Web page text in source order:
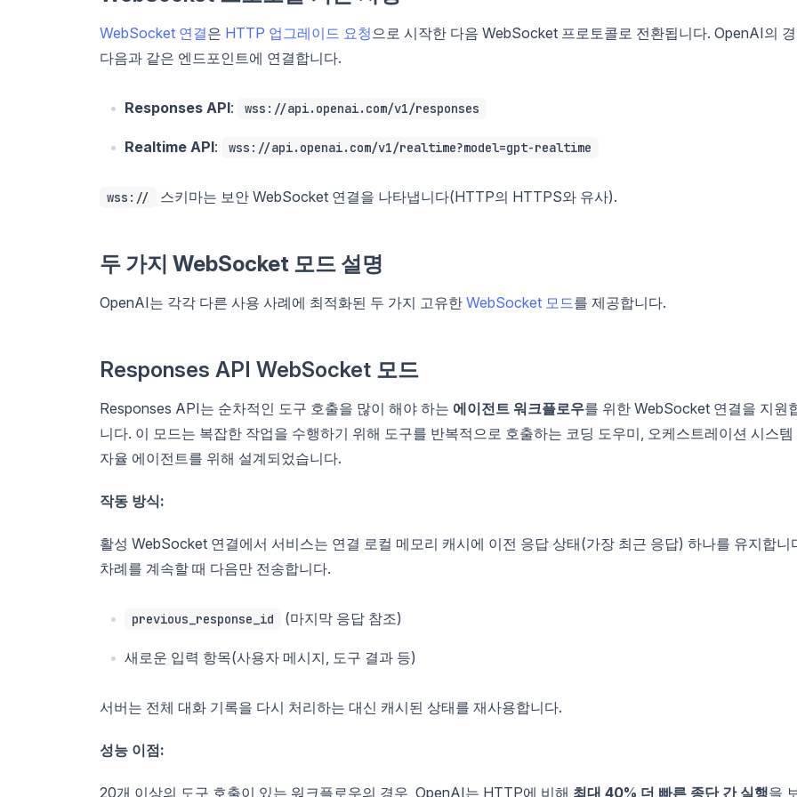
WebSocket 연결은 HTTP 업그레이드 요청 으로 시작한 다음 WebSocket 프로토콜로 전환됩니다. OpenAI의
다음과 같은 엔드포인트에 연결합니다.
Responses API: wss://api.openai.com/v1/responses
Realtime API: wss://api.openai.com/v1/realtime?model=gpt-realtime
wss:// 스키마는 보안 WebSocket 연결을 나타냅니다(HTTP의 HTTPS와 유사).
두 가지 WebSocket 모드 설명
OpenAI는 각각 다른 사용 사례에 최적화된 두 가지 고유한 WebSocket 모드를 제공합니다.
Responses API WebSocket 모드
Responses API는 순차적인 도구 호출을 많이 해야 하는 에이전트 워크플로우를 위한 WebSocket 연결을 지원
니다. 이 모드는 복잡한 작업을 수행하기 위해 도구를 반복적으로 호출하는 코딩 도우미, 오케스트레이션 시스템
자율 에이전트를 위해 설계되었습니다.
작동 방식:
활성 WebSocket 연결에서 서비스는 연결 로컬 메모리 캐시에 이전 응답 상태(가장 최근 응답) 하나를 유지합니
차례를 계속할 때 다음만 전송합니다.
previous_response_id (마지막 응답 참조)
새로운 입력 항목(사용자 메시지, 도구 결과 등)
서버는 전체 대화 기록을 다시 처리하는 대신 캐시된 상태를 재사용합니다.
성능 이점:
20개 이상의 도구 호출이 있는 워크플로우의 경우, OpenAI는 HTTP에 비해 최대 40% 더 빠른 종단 간 실행을